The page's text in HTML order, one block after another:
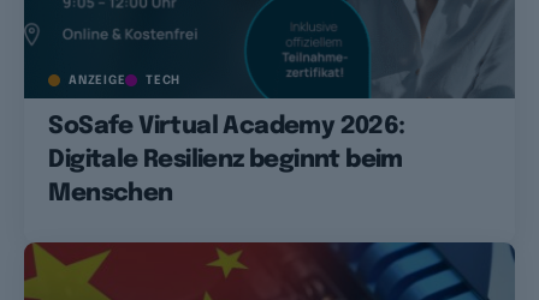
ANZEIGE TECH
SoSafe Virtual Academy 2026:
Digitale Resilienz beginnt beim
Menschen